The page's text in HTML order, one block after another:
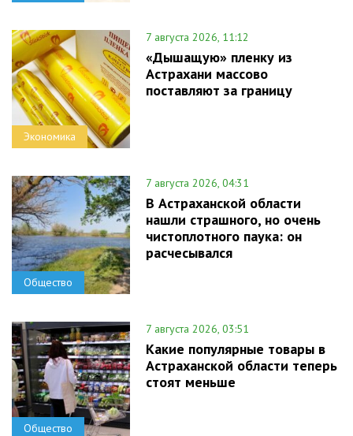
Экономика
7 августа 2026, 11:12
«Дышащую» пленку из
Астрахани массово
поставляют за границу
Общество
7 августа 2026, 04:31
В Астраханской области
нашли страшного, но очень
чистоплотного паука: он
расчесывался
Общество
7 августа 2026, 03:51
Какие популярные товары в
Астраханской области теперь
стоят меньше